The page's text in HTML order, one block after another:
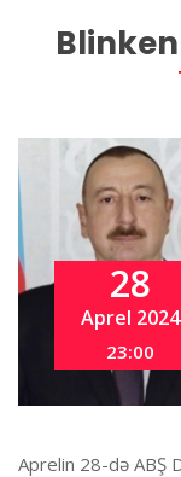
28
Aprel 2024
23:00
Aprelin 28-də ABŞ